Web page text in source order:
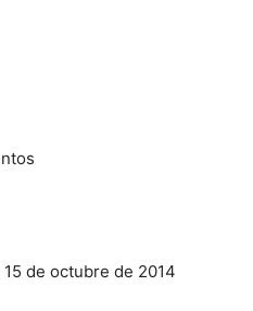
de octubre de 2014